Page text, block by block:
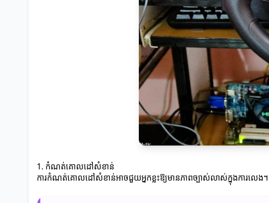
1. កំណត់គោលដៅសំខាន់
ការកំណត់គោលដៅសំខាន់អាចជួយអ្នកខ្លះឱ្យមានភាពច្បាស់លាស់ក្នុងការលេង។